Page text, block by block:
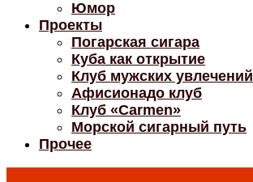
Юмор
Проекты
Погарская сигара
Куба как открытие
Клуб мужских увлечений
Афисионадо клуб
Клуб «Carmen»
Морской сигарный путь
Прочее